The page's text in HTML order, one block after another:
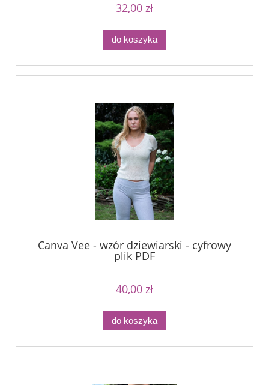
32,00 zł
do koszyka
Canva Vee - wzór dziewiarski - cyfrowy
plik PDF
40,00 zł
do koszyka